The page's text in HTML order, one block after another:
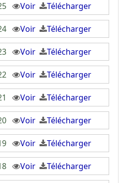
Voir Télécharger
Voir Télécharger
Voir Télécharger
Voir Télécharger
Voir Télécharger
Voir Télécharger
Voir Télécharger
Voir Télécharger